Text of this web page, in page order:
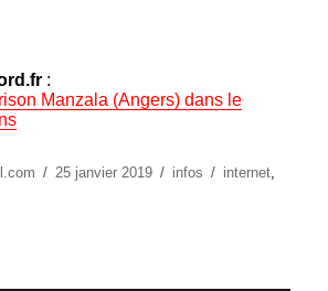
:
Manzala (Angers) dans le
Publié
25 janvier 2019 Catégories
infos Étiquettes
internet